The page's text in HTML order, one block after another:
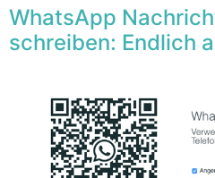
WhatsApp
schreiben: Endlich